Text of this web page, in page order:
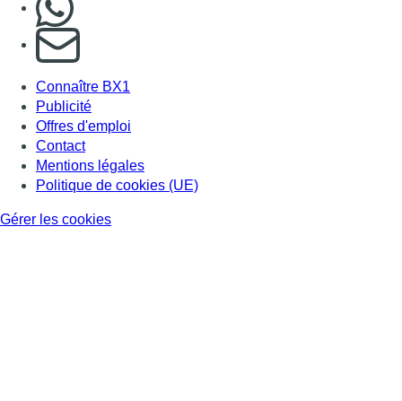
S'abonner à notre newsletter
Connaître BX1
Publicité
Offres d'emploi
Contact
Mentions légales
Politique de cookies (UE)
Gérer les cookies